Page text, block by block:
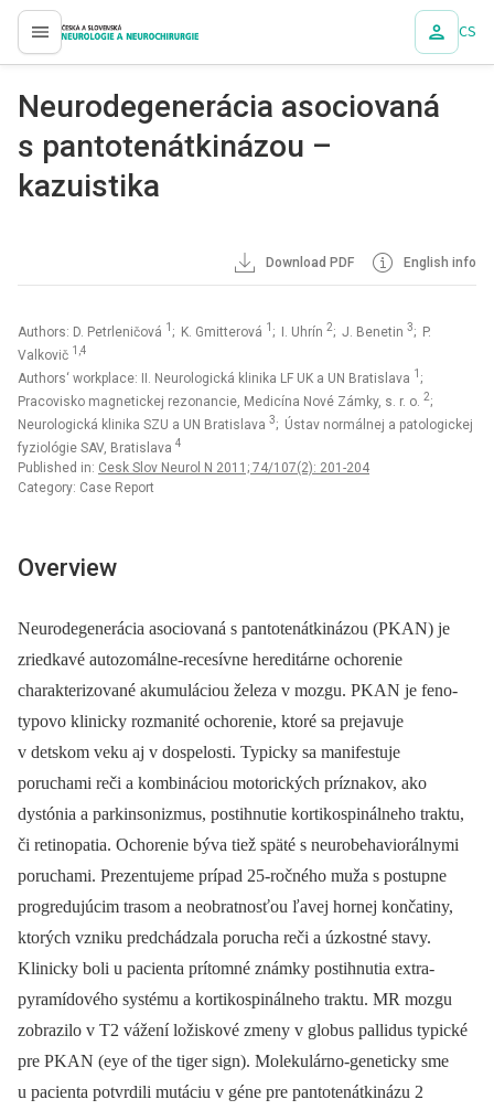
proLékaře.cz CS
Neurodegenerácia asociovaná
s pantotenátkinázou –
kazuistika
Download PDF English info
Authors: D. Petrleničová 1 ; K. Gmitterová 1 ; I. Uhrín 2; J. Benetin 3; P.
Valkovič 1,4
Authors‘ workplace: II. Neurologická klinika LF UK a UN Bratislava 1 ;
Pracovisko magnetickej rezonancie, Medicína Nové Zámky, s. r. o. 2;
Neurologická klinika SZU a UN Bratislava 3; Ústav normálnej a patologickej
fyziológie SAV, Bratislava 4
Published in: Cesk Slov Neurol N 2011; 74/107(2): 201-204
Category: Case Report
Overview
Neurodegenerácia asociovaná s pantotenátkinázou (PKAN) je
zriedkavé autozomálne-recesívne hereditárne ochorenie
charakterizované akumuláciou železa v mozgu. PKAN je feno­
typovo klinicky rozmanité ochorenie, ktoré sa prejavuje
v detskom veku aj v dospelosti. Typicky sa manifestuje
poruchami reči a kombináciou motorických príznakov, ako
dystónia a parkinsonizmus, postihnutie kortikospinálneho traktu,
či retinopatia. Ochorenie býva tiež späté s neurobehaviorálnymi
poruchami. Prezentujeme prípad 25-ročného muža s postupne
progredujúcim trasom a neobratnosťou ľavej hornej končatiny,
ktorých vzniku predchádzala porucha reči a úzkostné stavy.
Klinicky boli u pacienta prítomné známky postihnutia extra­
pyramídového systému a kortikospinálneho traktu. MR mozgu
zobrazilo v T2 vážení ložiskové zmeny v globus pallidus typické
pre PKAN (eye of the tiger sign). Molekulárno-geneticky sme
u pacienta potvrdili mutáciu v géne pre pantotenátkinázu 2